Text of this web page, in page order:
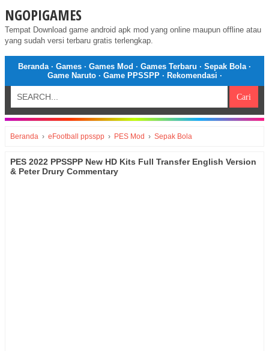
NGOPIGAMES
Tempat Download game android apk mod yang online maupun offline atau
yang sudah versi terbaru gratis terlengkap.
Beranda· Games · Games Mod · Games Terbaru · Sepak Bola·
Game Naruto· Game PPSSPP· Rekomendasi ·
Beranda › eFootball ppsspp › PES Mod › Sepak Bola
PES 2022 PPSSPP New HD Kits Full Transfer English Version
& Peter Drury Commentary